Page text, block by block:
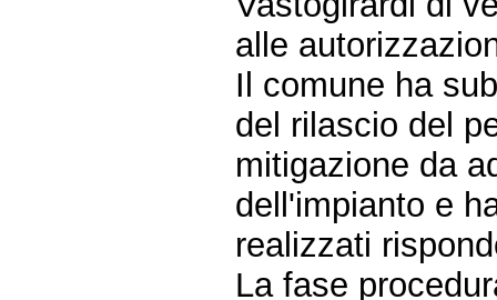
alle
Il comune ha
del rilascio del
mitigazione da
dell'impianto e
realizzati
La fase